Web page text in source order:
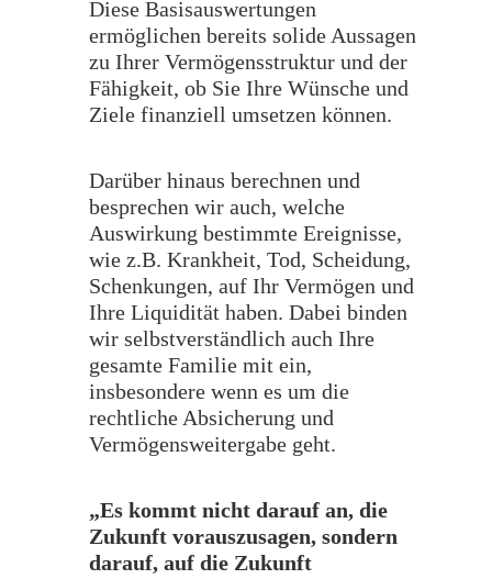
Diese Basisauswertungen
ermöglichen bereits solide Aussagen
zu Ihrer Vermögensstruktur und der
Fähigkeit, ob Sie Ihre Wünsche und
Ziele finanziell umsetzen können.
Darüber hinaus berechnen und
besprechen wir auch, welche
Auswirkung bestimmte Ereignisse,
wie z.B. Krankheit, Tod, Scheidung,
Schenkungen, auf Ihr Vermögen und
Ihre Liquidität haben. Dabei binden
wir selbstverständlich auch Ihre
gesamte Familie mit ein,
insbesondere wenn es um die
rechtliche Absicherung und
Vermögensweitergabe geht.
„Es kommt nicht darauf an, die
Zukunft vorauszusagen, sondern
darauf, auf die Zukunft